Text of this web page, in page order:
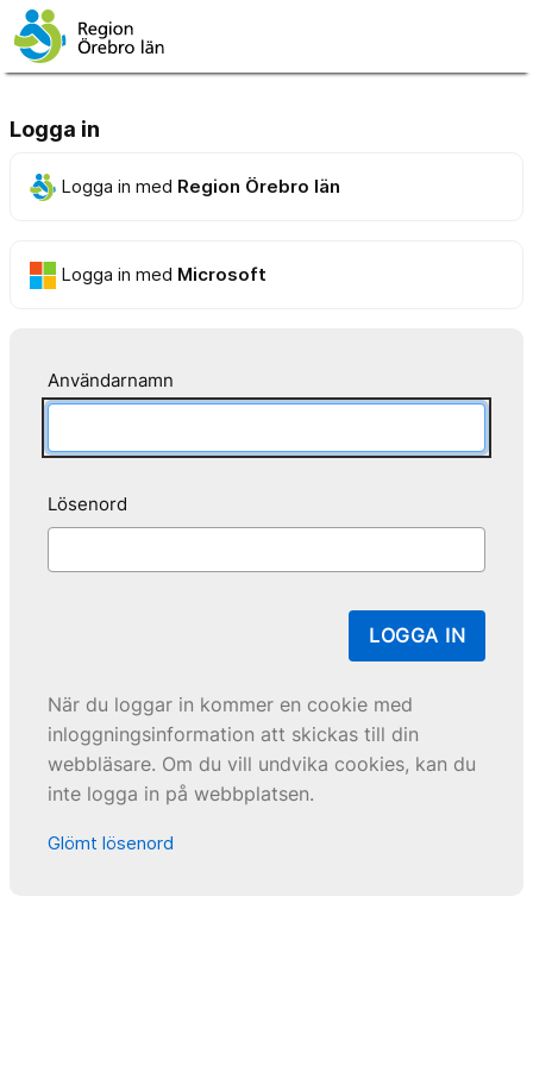
Logga in
Logga in med Region Örebro län
Logga in med Microsoft
Användarnamn
Lösenord
LOGGA IN
När du loggar in kommer en cookie med
inloggningsinformation att skickas till din
webbläsare. Om du vill undvika cookies, kan du
inte logga in på webbplatsen.
Glömt lösenord